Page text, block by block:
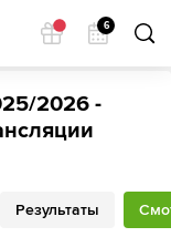
6
2026 -
Результаты